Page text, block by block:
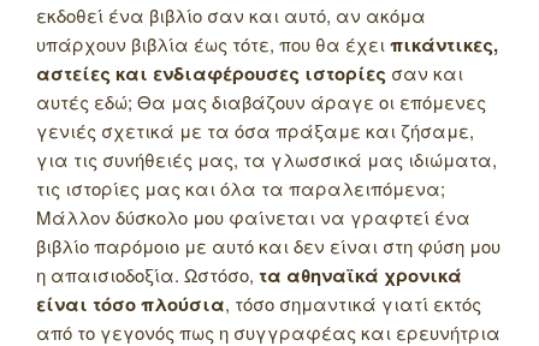
εκδοθεί ένα βιβλίο σαν και αυτό, αν ακόμα
υπάρχουν βιβλία έως τότε, που θα έχει πικάντικες,
αστείες και ενδιαφέρουσες ιστορίες σαν και
αυτές εδώ; Θα μας διαβάζουν άραγε οι επόμενες
γενιές σχετικά με τα όσα πράξαμε και ζήσαμε,
για τις συνήθειές μας, τα γλωσσικά μας ιδιώματα,
τις ιστορίες μας και όλα τα παραλειπόμενα;
Μάλλον δύσκολο μου φαίνεται να γραφτεί ένα
βιβλίο παρόμοιο με αυτό και δεν είναι στη φύση μου
η απαισιοδοξία. Ωστόσο, τα αθηναϊκά χρονικά
είναι τόσο πλούσια, τόσο σημαντικά γιατί εκτός
από το γεγονός πως η συγγραφέας και ερευνήτρια